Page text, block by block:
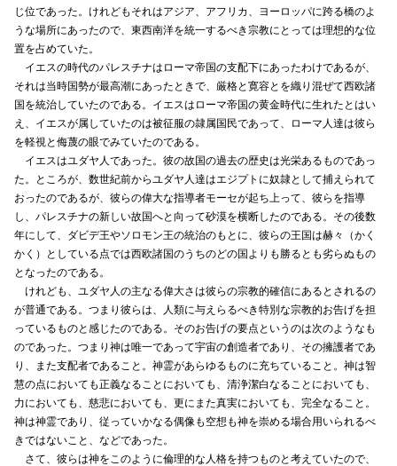
じ位であった。けれどもそれはアジア、アフリカ、ヨーロッパに跨る橋のよ
うな場所にあったので、東西南洋を統一するべき宗教にとっては理想的な位
置を占めていた。
イエスの時代のパレスチナはローマ帝国の支配下にあったわけであるが、
それは当時国勢が最高潮にあったときで、厳格と寛容とを織り混ぜて西欧諸
国を統治していたのである。イエスはローマ帝国の黄金時代に生れたとはい
え、イエスが属していたのは被征服の隷属国民であって、ローマ人達は彼ら
を軽視と侮蔑の眼でみていたのである。
イエスはユダヤ人であった。彼の故国の過去の歴史は光栄あるものであっ
た。ところが、数世紀前からユダヤ人達はエジプトに奴隷として捕えられて
おったのであるが、彼らの偉大な指導者モーセが起ち上って、彼らを指導
し、パレスチナの新しい故国へと向って砂漠を横断したのである。その後数
年にして、ダビデ王やソロモン王の統治のもとに、彼らの王国は赫々（かく
かく）としている点では西欧諸国のうちのどの国よりも勝るとも劣らぬもの
となったのである。
けれども、ユダヤ人の主なる偉大さは彼らの宗教的確信にあるとされるの
が普通である。つまり彼らは、人類に与えらるべき特別な宗教的お告げを担
っているものと感じたのである。そのお告げの要点というのは次のようなも
のであった。つまり神は唯一であって宇宙の創造者であり、その擁護者であ
り、また支配者であること。神霊があらゆるものに充ちていること。神は智
慧の点においても正義なることにおいても、清浄潔白なることにおいても、
力においても、慈悲においても、更にまた真実においても、完全なること。
神は神霊であり、従っていかなる偶像も空想も神を崇める場合用いられるべ
きではないこと、などであった。
さて、彼らは神をこのように倫理的な人格を持つものと考えていたので、